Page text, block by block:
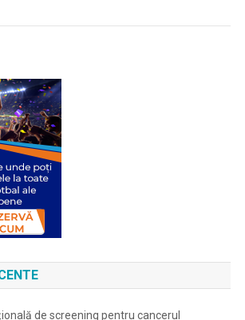
de screening pentru cancerul